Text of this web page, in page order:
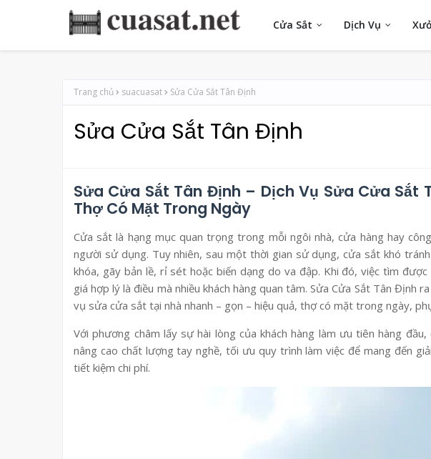
Cửa Sắt Dịch Vụ
Trang chủ suacuasat Sửa Cửa Sắt Tân Định
Sửa Cửa Sắt Tân Định
Sửa Cửa Sắt Tân Định – Dịch Vụ Sửa Cửa Sắt
Thợ Có Mặt Trong Ngày
Cửa sắt là hạng mục quan trọng trong mỗi ngôi nhà, cửa hàng hay
người sử dụng. Tuy nhiên, sau một thời gian sử dụng, cửa sắt khó
khóa, gãy bản lề, rỉ sét hoặc biến dạng do va đập. Khi đó, việc tìm
giá hợp lý là điều mà nhiều khách hàng quan tâm. Sửa Cửa Sắt Tân Định
vụ sửa cửa sắt tại nhà nhanh – gọn – hiệu quả, thợ có mặt trong ngày,
Với phương châm lấy sự hài lòng của khách hàng làm ưu tiên hàng
nâng cao chất lượng tay nghề, tối ưu quy trình làm việc để mang đến
tiết kiệm chi phí.